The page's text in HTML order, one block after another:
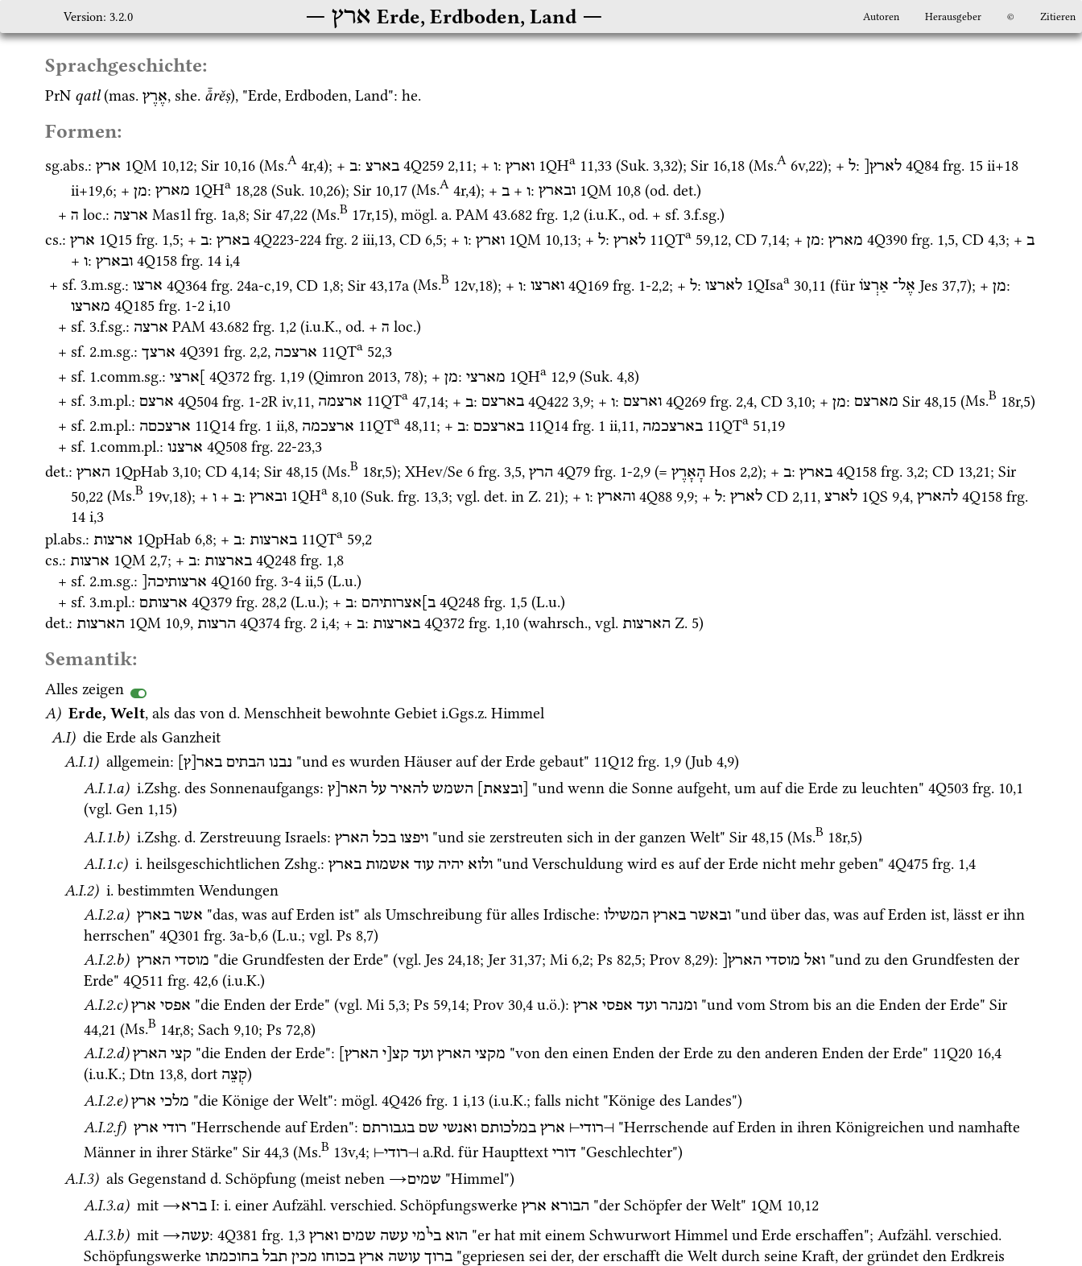
ארץ Erde, Erdboden, Land
Version: 3.2.0 Autoren Herausgeber © Zitieren
Sprachgeschichte:
PrN qatl (mas. אֶרֶץ, she. å̄rěṣ), "Erde, Erdboden, Land": he.
Formen:
sg.abs.: ארץ 1QM 10,12; Sir 10,16 (Ms.A 4r,4); + ב: בארצ 4Q259 2,11; + ו: וארץ 1QHa 11,33 (Suk. 3,32); Sir 16,18 (Ms.A 6v,22); + ל: לארץ[ 4Q84 frg. 15 ii+18
ii+19,6; + מן: מארץ 1QHa 18,28 (Suk. 10,26); Sir 10,17 (Ms.A 4r,4); + ב + ו: ובארץ 1QM 10,8 (od. det.)
+
ה loc.: ארצה Mas1l frg. 1a,8; Sir 47,22 (Ms.B 17r,15), mögl. a. PAM 43.682 frg. 1,2 (i.u.K., od. + sf. 3.f.sg.)
cs.: ארץ 1Q15 frg. 1,5; + ב: בארץ 4Q223-224 frg. 2 iii,13, CD 6,5; + ו: וארץ 1QM 10,13; + ל: לארץ 11QTa 59,12, CD 7,14; + מן: מארץ 4Q390 frg. 1,5, CD 4,3; + ב
+ ו: ובארץ 4Q158 frg. 14 i,4
+ sf. 3.m.sg.: ארצו 4Q364 frg. 24a-c,19, CD 1,8; Sir 43,17a (Ms.B 12v,18); + ו: וארצו 4Q169 frg. 1-2,2; + ל: לארצו 1QIsaa 30,11 (für אֶל־ אַרְצוֹ Jes 37,7); + מן
מארצו 4Q185 frg. 1-2 i,10
+ sf. 3.f.sg.: ארצה PAM 43.682 frg. 1,2 (i.u.K., od. + ה loc.)
+ sf. 2.m.sg.: ארצך 4Q391 frg. 2,2, ארצכה 11QTa 52,3
+ sf. 1.comm.sg.: ]ארצי 4Q372 frg. 1,19 (Qimron 2013, 78); + מן: מארצי 1QHa 12,9 (Suk. 4,8)
+ sf. 3.m.pl.: ארצם 4Q504 frg. 1-2R iv,11, ארצמה 11QTa 47,14; + ב: בארצם 4Q422 3,9; + ו: וארצם 4Q269 frg. 2,4, CD 3,10; + מן: מארצם Sir 48,15 (Ms.B 18r,5)
+ sf. 2.m.pl.: ארצכםה 11Q14 frg. 1 ii,8, ארצכמה 11QTa 48,11; + ב: בארצכם 11Q14 frg. 1 ii,11, בארצכמה 11QTa 51,19
+ sf. 1.comm.pl.: ארצנו 4Q508 frg. 22-23,3
det.: הארץ 1QpHab 3,10; CD 4,14; Sir 48,15 (Ms.B 18r,5); XHev/Se 6 frg. 3,5, הרץ 4Q79 frg. 1-2,9 (= הָאָרֶץ Hos 2,2); + ב: בארץ 4Q158 frg. 3,2; CD 13,21; Sir
50,22 (Ms.B 19v,18); + ו + ב: ובארץ 1QHa 8,10 (Suk. frg. 13,3; vgl. det. in Z. 21); + ו: והארץ 4Q88 9,9; + ל: לארץ CD 2,11, לארצ 1QS 9,4, להארץ 4Q158 frg.
14 i,3
pl.abs.: ארצות 1QpHab 6,8; + ב: בארצות 11QTa 59,2
cs.: ארצות 1QM 2,7; + ב: בארצות 4Q248 frg. 1,8
+ sf. 2.m.sg.: ארצותיכה[ 4Q160 frg. 3-4 ii,5 (L.u.)
+ sf. 3.m.pl.: ארצותם 4Q379 frg. 28,2 (L.u.); + ב: ב]אצרותיהם 4Q248 frg. 1,5 (L.u.)
det.: הארצות 1QM 10,9, הרצות 4Q374 frg. 2 i,4; + ב: בארצות 4Q372 frg. 1,10 (wahrsch., vgl. הארצות Z. 5)
Semantik:
Alles zeigen
A) Erde, Welt, als das von d. Menschheit bewohnte Gebiet i.Ggs.z. Himmel
A.I) die Erde als Ganzheit
A.I.1) allgemein: נבנו הבתים באר[ץ] "und es wurden Häuser auf der Erde gebaut" 11Q12 frg. 1,9 (Jub 4,9)
A.I.1.a) i.Zshg. des Sonnenaufgangs: [ובצאת] השמש להאיר על האר[ץ "und wenn die Sonne aufgeht, um auf die Erde zu leuchten" 4Q503 frg. 10,1
(vgl. Gen 1,15)
A.I.1.b) i.Zshg. d. Zerstreuung Israels: ויפצו בכל הארץ "und sie zerstreuten sich in der ganzen Welt" Sir 48,15 (Ms.B 18r,5)
A.I.1.c) i. heilsgeschichtlichen Zshg.: ולוא יהיה עוד אשמות בארץ "und Verschuldung wird es auf der Erde nicht mehr geben" 4Q475 frg. 1,4
A.I.2) i. bestimmten Wendungen
A.I.2.a) אשר בארץ "das, was auf Erden ist" als Umschreibung für alles Irdische: ובאשר בארץ המשילו
"und über das, was auf Erden ist, lässt er ihn
herrschen" 4Q301 frg. 3a-b,6 (L.u.; vgl. Ps 8,7)
A.I.2.b) מוסדי הארץ "die Grundfesten der Erde" (vgl. Jes 24,18; Jer 31,37; Mi 6,2; Ps 82,5; Prov 8,29): ואל מוסדי הארץ[
"und zu den Grundfesten der
Erde" 4Q511 frg. 42,6 (i.u.K.)
A.I.2.c)
אפסי ארץ "die Enden der Erde" (vgl. Mi 5,3; Ps 59,14; Prov 30,4 u.ö.): ומנהר ועד אפסי ארץ "und vom Strom bis an die Enden der Erde" Sir
44,21 (Ms.B 14r,8; Sach 9,10; Ps 72,8)
A.I.2.d) קצי הארץ "die Enden der Erde": מקצי הארץ ועד קצ[י הארץ] "von den einen Enden der Erde zu den anderen Enden der Erde" 11Q20 16,4
(i.u.K.; Dtn 13,8, dort קְצֵה)
A.I.2.e) מלכי ארץ "die Könige der Welt": mögl. 4Q426 frg. 1 i,13 (i.u.K.; falls nicht "Könige des Landes")
A.I.2.f) רודי ארץ "Herrschende auf Erden": ⊢רודי⊣ ארץ במלכותם ואנשי שם בגבורתם
"Herrschende auf Erden in ihren Königreichen und namhafte
Männer in ihrer Stärke" Sir 44,3 (Ms.B 13v,4; ⊢רודי⊣ a.Rd. für Haupttext דורי "Geschlechter")
A.I.3) als Gegenstand d. Schöpfung (meist neben →שמים "Himmel")
A.I.3.a) mit →ברא ‎ I: i. einer Aufzähl. verschied. Schöpfungswerke הבורא ארץ "der Schöpfer der Welt" 1QM 10,12
A.I.3.b) mit →עשה: 4Q381 frg. 1,3 הוא ביומי עשה שמים וארץ "er hat mit einem Schwurwort Himmel und Erde erschaffen"; Aufzähl. verschied.
Schöpfungswerke
ברוך עושה ארץ בכוחו מכין תבל בחוכמתו
"gepriesen sei der, der erschafft die Welt durch seine Kraft, der gründet den Erdkreis